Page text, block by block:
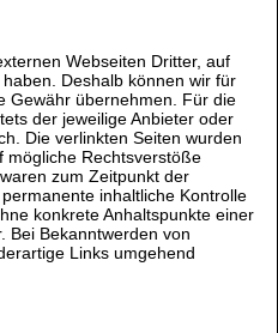
Webseiten Dritter, auf
Deshalb können wir für
Gewähr übernehmen. Für die
der jeweilige Anbieter oder
Die verlinkten Seiten wurden
mögliche Rechtsverstöße
zum Zeitpunkt der
inhaltliche Kontrolle
konkrete Anhaltspunkte einer
Bei Bekanntwerden von
Links umgehend